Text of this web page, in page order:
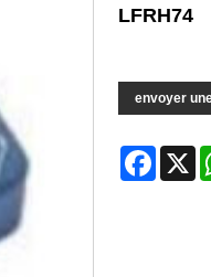
LFRH74
envoyer
X